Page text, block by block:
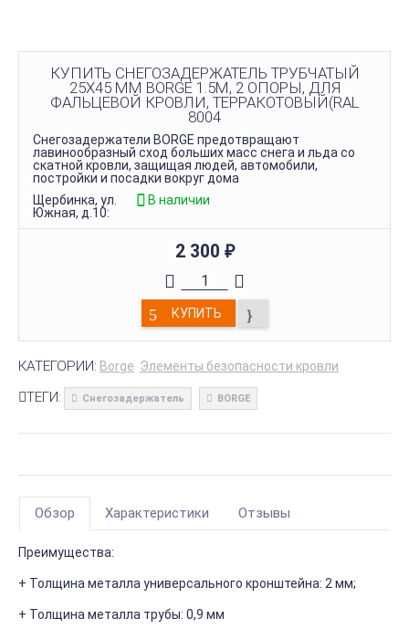
КУПИТЬ СНЕГОЗАДЕРЖАТЕЛЬ ТРУБЧАТЫЙ
25Х45 ММ BORGE 1.5М, 2 ОПОРЫ, ДЛЯ
ФАЛЬЦЕВОЙ КРОВЛИ, ТЕРРАКОТОВЫЙ(RAL
8004
Снегозадержатели BORGE предотвращают
лавинообразный сход больших масс снега и льда со
скатной кровли, защищая людей, автомобили,
постройки и посадки вокруг дома
Щербинка, ул.
Южная, д.10:
В наличии
2 300 ₽
КУПИТЬ
КАТЕГОРИИ: Borge Элементы безопасности кровли
ТЕГИ: Снегозадержатель BORGE
Обзор Характеристики Отзывы
Преимущества:
+ Толщина металла универсального кронштейна: 2 мм;
+ Толщина металла трубы: 0,9 мм